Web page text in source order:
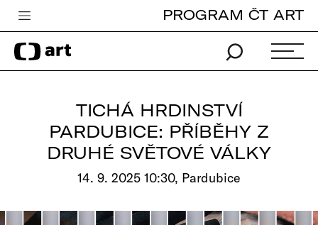
Česká televize
Zpravodajství
iVysílání
TV program
edu
PROGRAM ČT ART
TICHÁ HRDINSTVÍ
PARDUBICE: PŘÍBĚHY Z
DRUHÉ SVĚTOVÉ VÁLKY
14. 9. 2025 10:30, Pardubice